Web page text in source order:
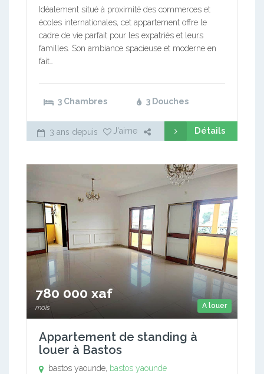
Idéalement situé à proximité des commerces et
écoles internationales, cet appartement offre le
cadre de vie parfait pour les expatriés et leurs
familles. Son ambiance spacieuse et moderne en
fait…
3 Chambres 3 Douches
3 ans depuis J'aime Détails
A louer
780 000 xaf
mois
Appartement de standing à
louer à Bastos
bastos yaounde, bastos yaounde